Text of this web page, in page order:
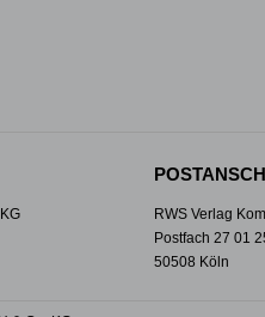
RWS Verlag
Postfach 27 01
50508 Köln